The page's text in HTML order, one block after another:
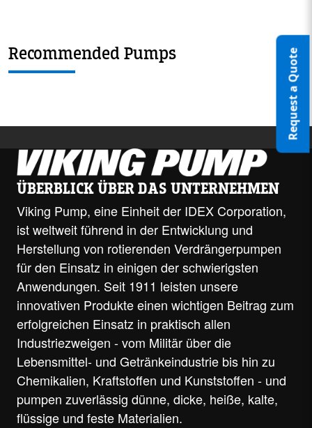
Request a Quote
Recommended Pumps
ÜBERBLICK ÜBER DAS UNTERNEHMEN
Viking Pump, eine Einheit der IDEX Corporation,
ist weltweit führend in der Entwicklung und
Herstellung von rotierenden Verdrängerpumpen
für den Einsatz in einigen der schwierigsten
Anwendungen. Seit 1911 leisten unsere
innovativen Produkte einen wichtigen Beitrag zum
erfolgreichen Einsatz in praktisch allen
Industriezweigen - vom Militär über die
Lebensmittel- und Getränkeindustrie bis hin zu
Chemikalien, Kraftstoffen und Kunststoffen - und
pumpen zuverlässig dünne, dicke, heiße, kalte,
flüssige und feste Materialien.